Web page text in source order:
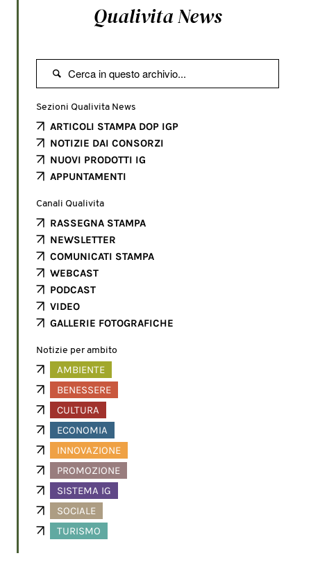
Qualivita News

Sezioni Qualivita News
ARTICOLI STAMPA DOP IGP
NOTIZIE DAI CONSORZI
NUOVI PRODOTTI IG
APPUNTAMENTI
Canali Qualivita
RASSEGNA STAMPA
NEWSLETTER
COMUNICATI STAMPA
WEBCAST
PODCAST
VIDEO
GALLERIE FOTOGRAFICHE
Notizie per ambito
AMBIENTE
BENESSERE
CULTURA
ECONOMIA
INNOVAZIONE
PROMOZIONE
SISTEMA IG
SOCIALE
TURISMO